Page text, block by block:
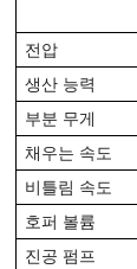
전압
생산 능력
부분 무게
채우는 속도
비틀림 속도
호퍼 볼륨
진공 펌프